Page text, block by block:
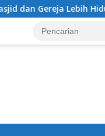
Lebih Hidup